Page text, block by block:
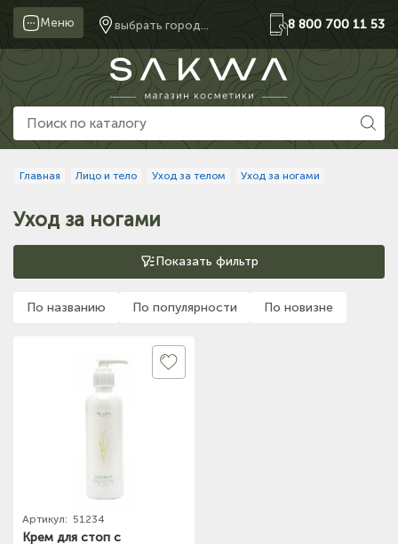
Меню выбрать город... 8 800 700 11 53
Главная Лицо и тело Уход за телом Уход за ногами
Уход за ногами
Показать фильтр
По названию По популярности По новизне
Артикул: 51234
Крем для стоп с